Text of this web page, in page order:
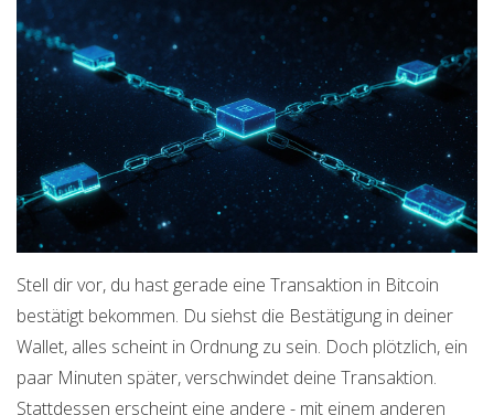
Stell dir vor, du hast gerade eine Transaktion in Bitcoin
bestätigt bekommen. Du siehst die Bestätigung in deiner
Wallet, alles scheint in Ordnung zu sein. Doch plötzlich, ein
paar Minuten später, verschwindet deine Transaktion.
Stattdessen erscheint eine andere - mit einem anderen